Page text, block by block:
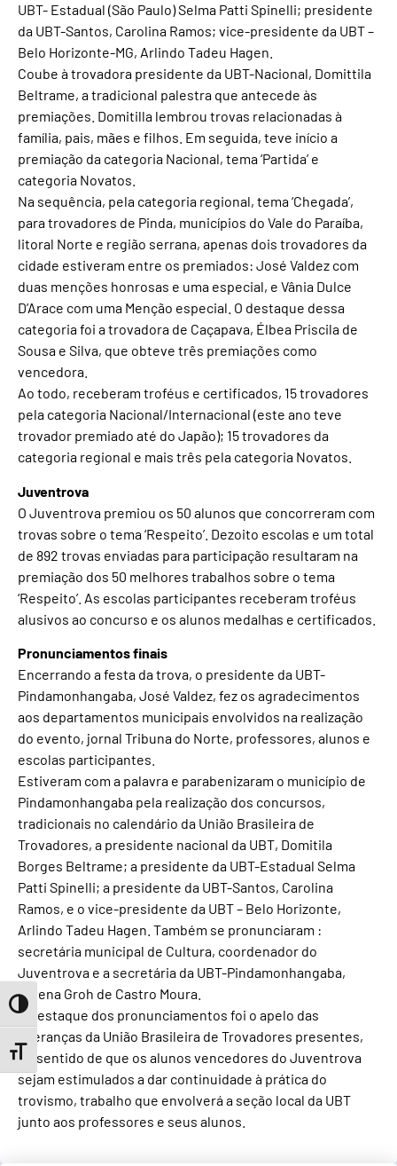
Toggle High Contrast
Toggle Font size
UBT- Estadual (São Paulo) Selma Patti Spinelli; presidente
da UBT-Santos, Carolina Ramos; vice-presidente da UBT –
Belo Horizonte-MG, Arlindo Tadeu Hagen.
Coube à trovadora presidente da UBT-Nacional, Domittila
Beltrame, a tradicional palestra que antecede às
premiações. Domitilla lembrou trovas relacionadas à
família, pais, mães e filhos. Em seguida, teve início a
premiação da categoria Nacional, tema ‘Partida’ e
categoria Novatos.
Na sequência, pela categoria regional, tema ‘Chegada’,
para trovadores de Pinda, municípios do Vale do Paraíba,
litoral Norte e região serrana, apenas dois trovadores da
cidade estiveram entre os premiados: José Valdez com
duas menções honrosas e uma especial, e Vânia Dulce
D’Arace com uma Menção especial. O destaque dessa
categoria foi a trovadora de Caçapava, Élbea Priscila de
Sousa e Silva, que obteve três premiações como
vencedora.
Ao todo, receberam troféus e certificados, 15 trovadores
pela categoria Nacional/Internacional (este ano teve
trovador premiado até do Japão); 15 trovadores da
categoria regional e mais três pela categoria Novatos.
Juventrova
O Juventrova premiou os 50 alunos que concorreram com
trovas sobre o tema ‘Respeito’. Dezoito escolas e um total
de 892 trovas enviadas para participação resultaram na
premiação dos 50 melhores trabalhos sobre o tema
‘Respeito’. As escolas participantes receberam troféus
alusivos ao concurso e os alunos medalhas e certificados.
Pronunciamentos finais
Encerrando a festa da trova, o presidente da UBT-
Pindamonhangaba, José Valdez, fez os agradecimentos
aos departamentos municipais envolvidos na realização
do evento, jornal Tribuna do Norte, professores, alunos e
escolas participantes.
Estiveram com a palavra e parabenizaram o município de
Pindamonhangaba pela realização dos concursos,
tradicionais no calendário da União Brasileira de
Trovadores, a presidente nacional da UBT, Domitila
Borges Beltrame; a presidente da UBT-Estadual Selma
Patti Spinelli; a presidente da UBT-Santos, Carolina
Ramos, e o vice-presidente da UBT – Belo Horizonte,
Arlindo Tadeu Hagen. Também se pronunciaram :
secretária municipal de Cultura, coordenador do
Juventrova e a secretária da UBT-Pindamonhangaba,
Helena Groh de Castro Moura.
O destaque dos pronunciamentos foi o apelo das
lideranças da União Brasileira de Trovadores presentes,
no sentido de que os alunos vencedores do Juventrova
sejam estimulados a dar continuidade à prática do
trovismo, trabalho que envolverá a seção local da UBT
junto aos professores e seus alunos.